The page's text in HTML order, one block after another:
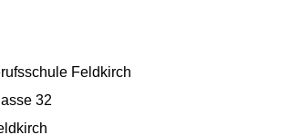
Feldkirch
32